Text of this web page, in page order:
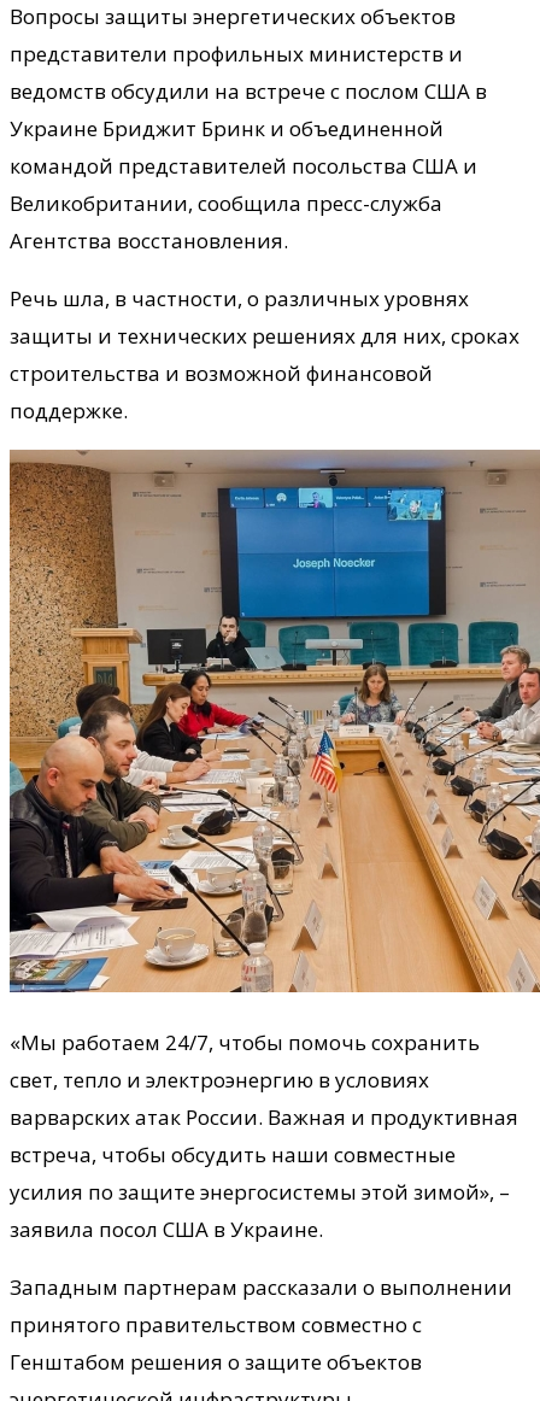
Вопросы защиты энергетических объектов
представители профильных министерств и
ведомств обсудили на встрече с послом США в
Украине Бриджит Бринк и объединенной
командой представителей посольства США и
Великобритании, сообщила пресс-служба
Агентства восстановления.
Речь шла, в частности, о различных уровнях
защиты и технических решениях для них, сроках
строительства и возможной финансовой
поддержке.
«Мы работаем 24/7, чтобы помочь сохранить
свет, тепло и электроэнергию в условиях
варварских атак России. Важная и продуктивная
встреча, чтобы обсудить наши совместные
усилия по защите энергосистемы этой зимой», –
заявила посол США в Украине.
Западным партнерам рассказали о выполнении
принятого правительством совместно с
Генштабом решения о защите объектов